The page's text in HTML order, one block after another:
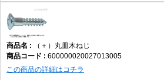
（＋）丸皿木ねじ
600000020027013005
この商品の詳細はコチラ